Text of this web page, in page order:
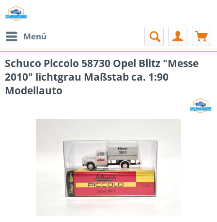
Menü
Schuco Piccolo 58730 Opel Blitz "Messe
2010" lichtgrau Maßstab ca. 1:90
Modellauto